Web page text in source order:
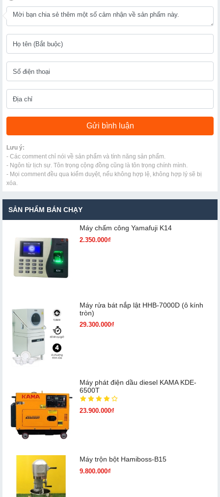
Lưu ý:
- Các comment chỉ nói về sản phẩm và tính năng sản phẩm.
- Ngôn từ lịch sự. Tôn trọng cộng đồng cũng là tôn trọng chính mình.
- Mọi comment đều qua kiểm duyệt, nếu không hợp lệ, không hợp lý sẽ bị
xóa.
SẢN PHẨM BÁN CHẠY
Máy chấm cô​ng Yamafuji K14
2.350.000₫
Máy rửa bát nắp lật HHB-7000D (ô kính
tròn)
29.300.000₫
Máy phát điện dầu diesel KAMA KDE-
6500T
23.900.000₫
Máy trộn bột Hamiboss-B15
9.800.000₫